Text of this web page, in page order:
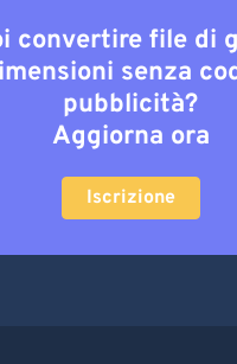
convertire file di
senza
pubblicità?
Aggiorna ora
Iscrizione